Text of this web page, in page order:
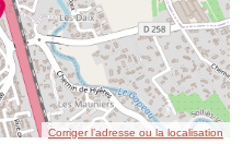
Corriger l’adresse ou la localisation